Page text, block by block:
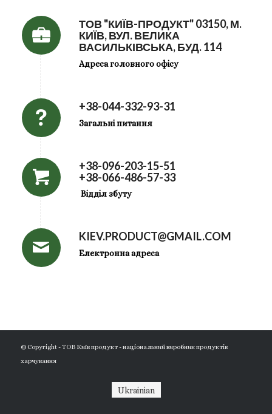
ТОВ "КИЇВ-ПРОДУКТ" 03150, М.
КИЇВ, ВУЛ. ВЕЛИКА
ВАСИЛЬКІВСЬКА, БУД. 114
Адреса головного офісу
+38-044-332-93-31
Загальні питання
+38-096-203-15-51
+38-066-486-57-33
Відділ збуту
KIEV.PRODUCT@GMAIL.COM
Електронна адреса
© Copyright - ТОВ Київ продукт - національний виробник продуктів
харчування
Ukrainian